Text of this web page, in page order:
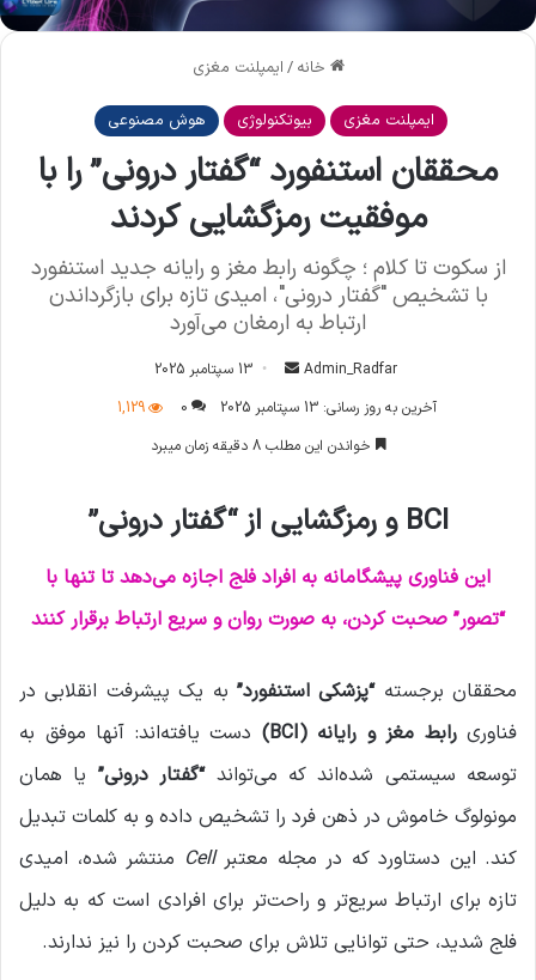
خانه / ایمپلنت مغزی
ایمپلنت مغزی بیوتکنولوژی هوش مصنوعی
محققان استنفورد “گفتار درونی” را با
موفقیت رمزگشایی کردند
از سکوت تا کلام ؛ چگونه رابط مغز و رایانه جدید استنفورد
با تشخیص "گفتار درونی"، امیدی تازه برای بازگرداندن
ارتباط به ارمغان می‌آورد
Admin_Radfar
ر
ا
ی
م
ل
13 سپتامبر 2025
آخرین به روز رسانی: 13 سپتامبر 2025
0
1,129
خواندن این مطلب 8 دقیقه زمان میبرد
BCI و رمزگشایی از “گفتار درونی”
این فناوری پیشگامانه به افراد فلج اجازه می‌دهد تا تنها با
“تصور” صحبت کردن، به صورت روان و سریع ارتباط برقرار کنند
محققان برجسته“پزشکی استنفورد” به یک پیشرفت انقلابی در
فناوریرابط مغز و رایانه (BCI)
دست یافته‌اند: آنها موفق به
توسعه سیستمی شده‌اند که می‌تواند“گفتار درونی” یا همان
مونولوگ خاموش در ذهن فرد را تشخیص داده و به کلمات تبدیل
کند. این دستاورد که در مجله معتبرCell منتشر شده، امیدی
تازه برای ارتباط سریع‌تر و راحت‌تر برای افرادی است که به دلیل
فلج شدید، حتی توانایی تلاش برای صحبت کردن را نیز ندارند.